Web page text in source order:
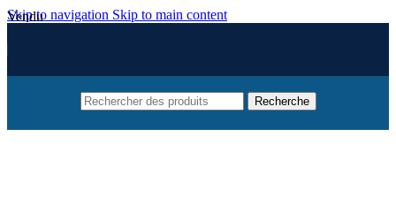
Skip to navigation Skip to main content
Recherche
Vendu